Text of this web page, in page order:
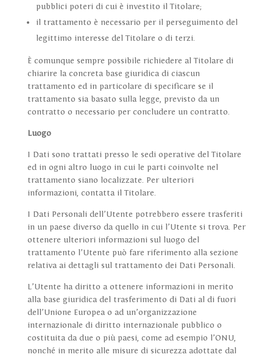
pubblici poteri di cui è investito il Titolare;
il trattamento è necessario per il perseguimento del
legittimo interesse del Titolare o di terzi.
È comunque sempre possibile richiedere al Titolare di
chiarire la concreta base giuridica di ciascun
trattamento ed in particolare di specificare se il
trattamento sia basato sulla legge, previsto da un
contratto o necessario per concludere un contratto.
Luogo
I Dati sono trattati presso le sedi operative del Titolare
ed in ogni altro luogo in cui le parti coinvolte nel
trattamento siano localizzate. Per ulteriori
informazioni, contatta il Titolare.
I Dati Personali dell’Utente potrebbero essere trasferiti
in un paese diverso da quello in cui l’Utente si trova. Per
ottenere ulteriori informazioni sul luogo del
trattamento l’Utente può fare riferimento alla sezione
relativa ai dettagli sul trattamento dei Dati Personali.
L’Utente ha diritto a ottenere informazioni in merito
alla base giuridica del trasferimento di Dati al di fuori
dell’Unione Europea o ad un’organizzazione
internazionale di diritto internazionale pubblico o
costituita da due o più paesi, come ad esempio l’ONU,
nonché in merito alle misure di sicurezza adottate dal